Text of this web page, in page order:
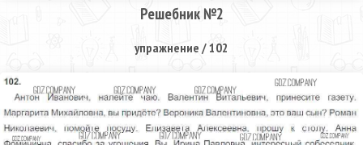
Решебник №2
упражнение / 102